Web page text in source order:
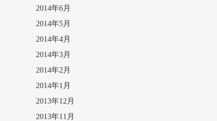
2014年6月
2014年5月
2014年4月
2014年3月
2014年2月
2014年1月
2013年12月
2013年11月